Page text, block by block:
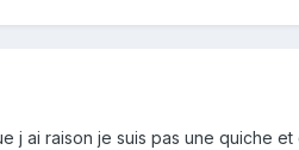
j ai raison je suis pas une quiche